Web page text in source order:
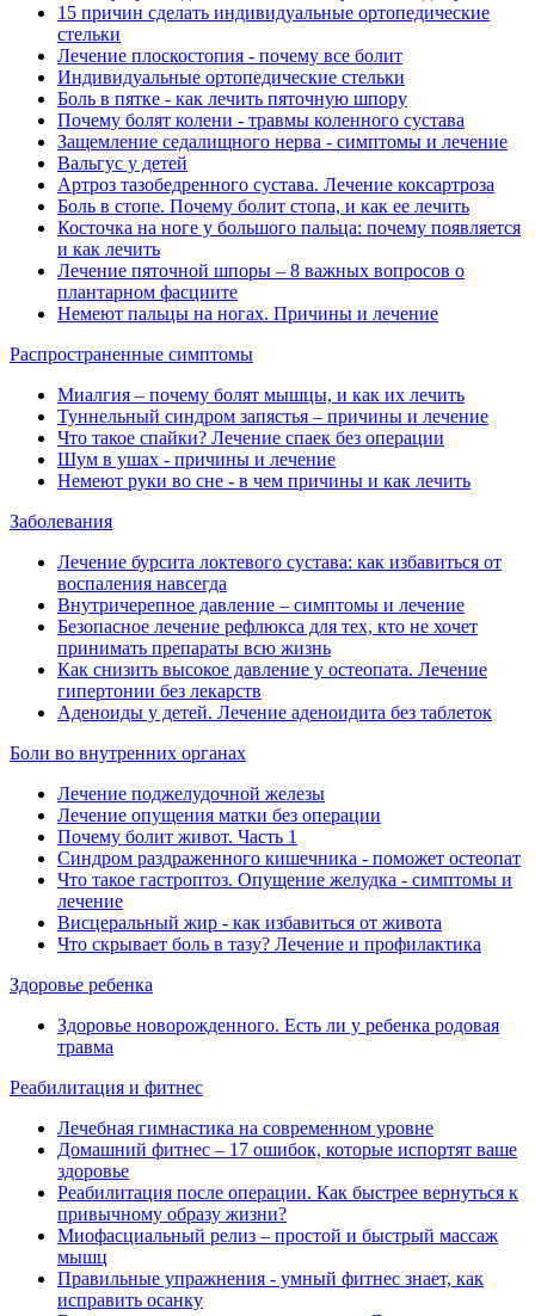
15 причин сделать индивидуальные ортопедические
стельки
Лечение плоскостопия - почему все болит
Индивидуальные ортопедические стельки
Боль в пятке - как лечить пяточную шпору
Почему болят колени - травмы коленного сустава
Защемление седалищного нерва - симптомы и лечение
Вальгус у детей
Артроз тазобедренного сустава. Лечение коксартроза
Боль в стопе. Почему болит стопа, и как ее лечить
Косточка на ноге у большого пальца: почему появляется
и как лечить
Лечение пяточной шпоры – 8 важных вопросов о
плантарном фасциите
Немеют пальцы на ногах. Причины и лечение
Распространенные симптомы
Миалгия ‒ почему болят мышцы, и как их лечить
Туннельный синдром запястья ‒ причины и лечение
Что такое спайки? Лечение спаек без операции
Шум в ушах - причины и лечение
Немеют руки во сне - в чем причины и как лечить
Заболевания
Лечение бурсита локтевого сустава: как избавиться от
воспаления навсегда
Внутричерепное давление ‒ симптомы и лечение
Безопасное лечение рефлюкса для тех, кто не хочет
принимать препараты всю жизнь
Как снизить высокое давление у остеопата. Лечение
гипертонии без лекарств
Аденоиды у детей. Лечение аденоидита без таблеток
Боли во внутренних органах
Лечение поджелудочной железы
Лечение опущения матки без операции
Почему болит живот. Часть 1
Синдром раздраженного кишечника - поможет остеопат
Что такое гастроптоз. Опущение желудка - симптомы и
лечение
Висцеральный жир - как избавиться от живота
Что скрывает боль в тазу? Лечение и профилактика
Здоровье ребенка
Здоровье новорожденного. Есть ли у ребенка родовая
травма
Реабилитация и фитнес
Лечебная гимнастика на современном уровне
Домашний фитнес ‒ 17 ошибок, которые испортят ваше
здоровье
Реабилитация после операции. Как быстрее вернуться к
привычному образу жизни?
Миофасциальный релиз ‒ простой и быстрый массаж
мышц
Правильные упражнения - умный фитнес знает, как
исправить осанку